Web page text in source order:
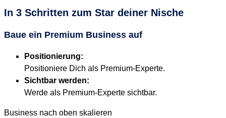
In 3 Schritten zum Star deiner Nische
Baue ein Premium Business auf
Positionierung:
Positioniere Dich als Premium-Experte.
Sichtbar werden:
Werde als Premium-Experte sichtbar.
Business nach oben skalieren